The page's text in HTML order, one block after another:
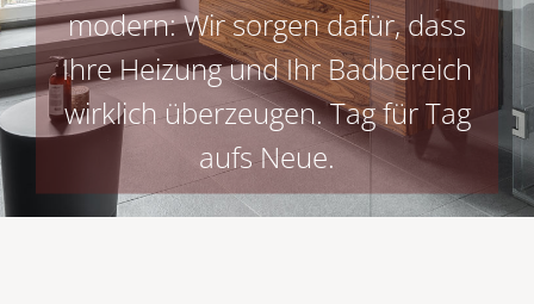
modern: Wir sorgen dafür, dass
Ihre Heizung und Ihr Badbereich
wirklich überzeugen. Tag für Tag
aufs Neue.